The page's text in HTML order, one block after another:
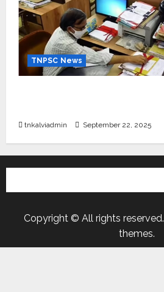
TNPSC News
tnkalviadmin September 22, 2025
Copyright © All rights reserved.
themes.